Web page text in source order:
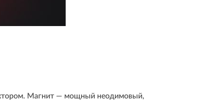
Магнит — мощный неодимовый,